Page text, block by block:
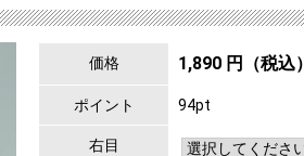
価格 1,890 円（税込）
ポイント 94pt
右目